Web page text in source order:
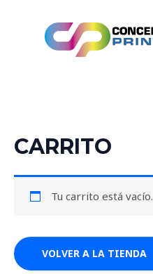
contenido
CARRITO
Tu carrito está vacío.
VOLVER A LA TIENDA